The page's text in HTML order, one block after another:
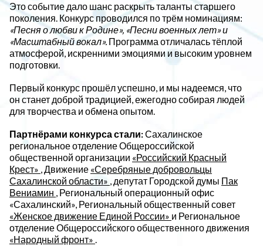
Это событие дало шанс раскрыть таланты старшего
поколения. Конкурс проводился по трём номинациям:
«Песня о любви к Родине», «Песни военных лет» и
«Масштабный вокал». Программа отличалась тёплой
атмосферой, искренними эмоциями и высоким уровнем
подготовки.
Первый конкурс прошёл успешно, и мы надеемся, что
он станет доброй традицией, ежегодно собирая людей
для творчества и обмена опытом.
Партнёрами конкурса стали:Сахалинское
региональное отделение Общероссийской
общественной организации «Российский Красный
Крест» , Движение «Серебряные добровольцы
Сахалинской области» , депутат Городской думы Пак
Вениамин , Региональный операционный офис
«Сахалинский», Региональный общественный совет
«Женское движение Единой России» и Региональное
отделение Общероссийского общественного движения
«Народный фронт» .